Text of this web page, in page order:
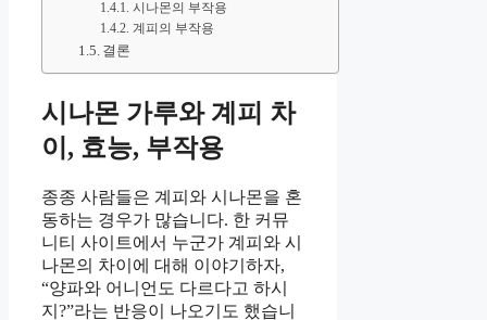
시나몬의 부작용
계피의 부작용
결론
시나몬 가루와 계피 차
이, 효능, 부작용
종종 사람들은 계피와 시나몬을 혼
동하는 경우가 많습니다. 한 커뮤
니티 사이트에서 누군가 계피와 시
나몬의 차이에 대해 이야기하자,
“양파와 어니언도 다르다고 하시
지?”라는 반응이 나오기도 했습니